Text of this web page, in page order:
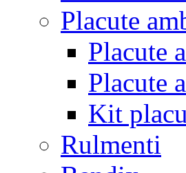
Placute
Placute
Placute
Kit
Rulmenti